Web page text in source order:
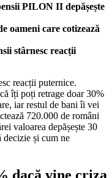
PILON II depășește
oameni care cotizează
stârnesc reacții
reacții puternice.
îți poți retrage doar 30%
iar restul de bani îi vei
720.000 de români
valoarea depășește 30
decizie și cum ne
dacă vine criza